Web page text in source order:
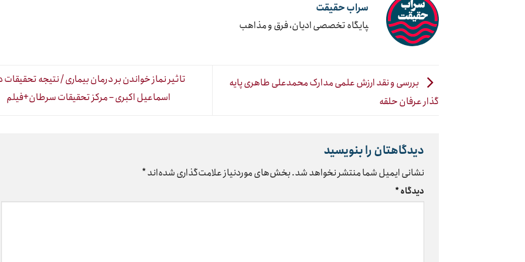
سراب حقیقت
‍پایگاه تخصصی ادیان، فرق و مذاهب
بررسی و نقد ارزش علمی مدارک محمدعلی طاهری پایه
گذار عرفان حلقه
تاثیر نماز خواندن بر درمان بیماری / نتیجه تحقیقات
اسماعیل اکبری – مرکز تحقیقات سرطان+فیلم
دیدگاهتان را بنویسید
نشانی ایمیل شما منتشر نخواهد شد.بخش‌های موردنیاز علامت‌گذاری شده‌اند*
دیدگاه*